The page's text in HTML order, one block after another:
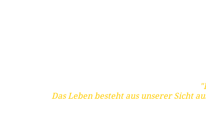
Das Leben besteht aus unserer Sicht